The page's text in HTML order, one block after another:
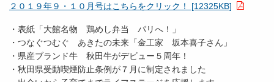
２０１９年９・１０月号はこちらをクリック！ [12325KB]
・表紙「大館名物 鶏めし弁当 パリへ！」
・つなぐつむぐ あきたの未来「金工家 坂本喜子さん」
・県産ブランド牛 秋田牛がデビュー５周年！
・秋田県受動喫煙防止条例が７月に制定されました